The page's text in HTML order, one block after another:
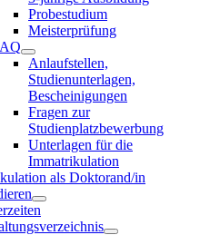
Probestudium
Meisterprüfung
Anlaufstellen,
Studienunterlagen,
Bescheinigungen
Fragen zur
Studienplatzbewerbung
Unterlagen für die
Immatrikulation
als Doktorand/in